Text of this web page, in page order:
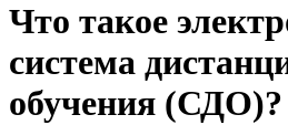
Что такое
система
обучения (СДО)?